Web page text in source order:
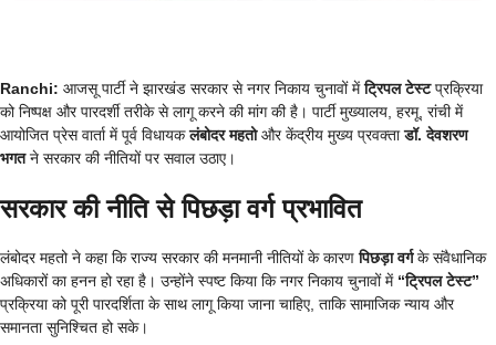
Ranchi: आजसू पार्टी ने झारखंड सरकार से नगर निकाय चुनावों मेंट्रिपल टेस्टप्रक्रिया
को निष्पक्ष और पारदर्शी तरीके से लागू करने की मांग की है। पार्टी मुख्यालय, हरमू, रांची में
आयोजित प्रेस वार्ता में पूर्व विधायकलंबोदर महतोऔर केंद्रीय मुख्य प्रवक्ताडॉ. देवशरण
भगतने सरकार की नीतियों पर सवाल उठाए।
सरकार की नीति से पिछड़ा वर्ग प्रभावित
लंबोदर महतो ने कहा कि राज्य सरकार की मनमानी नीतियों के कारणपिछड़ा वर्गके संवैधानिक
अधिकारों का हनन हो रहा है। उन्होंने स्पष्ट किया कि नगर निकाय चुनावों में “ट्रिपल टेस्ट”
प्रक्रिया को पूरी पारदर्शिता के साथ लागू किया जाना चाहिए, ताकि सामाजिक न्याय और
समानता सुनिश्चित हो सके।